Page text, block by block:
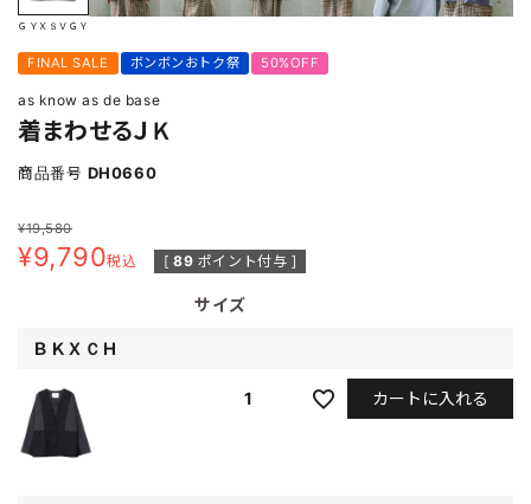
ＧＹＸＳＶＧＹ
FINAL SALE ボンボンおトク祭 50%OFF
as know as de base
着まわせるＪＫ
商品番号 DH0660
¥19,580
¥9,790税込 [ 89 ポイント付与 ]
サイズ
ＢＫＸＣＨ
1 カートに入れる